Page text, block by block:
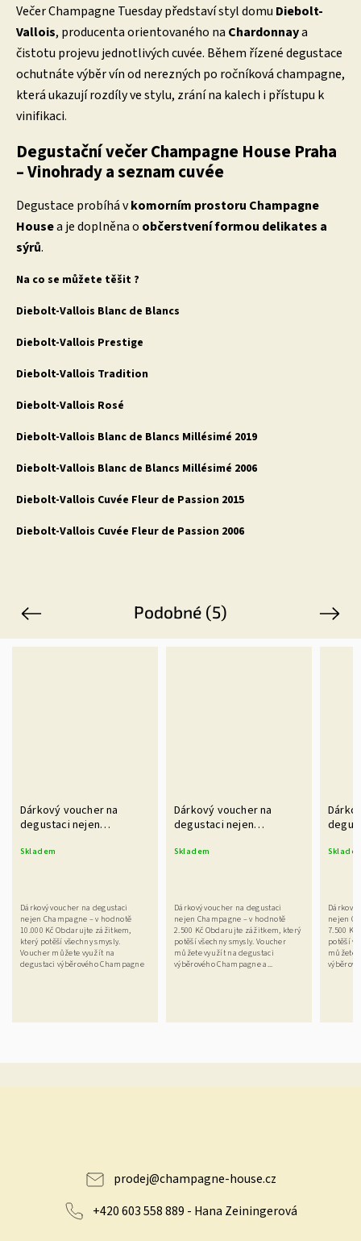
Večer Champagne Tuesday představí styl domu Diebolt-
Vallois, producenta orientovaného na Chardonnaya
čistotu projevu jednotlivých cuvée. Během řízené degustace
ochutnáte výběr vín od nerezných po ročníková champagne,
která ukazují rozdíly ve stylu, zrání na kalech i přístupu k
vinifikaci.
Degustační večer Champagne House Praha
– Vinohrady a seznam cuvée
Degustace probíhá vkomorním prostoru Champagne
Housea je doplněna o občerstvení formou delikates a
sýrů.
Na co se můžete těšit ?
Diebolt-Vallois Blanc de Blancs
Diebolt-Vallois Prestige
Diebolt-Vallois Tradition
Diebolt-Vallois Rosé
Diebolt-Vallois Blanc de Blancs Millésimé 2019
Diebolt-Vallois Blanc de Blancs Millésimé 2006
Diebolt-Vallois Cuvée Fleur de Passion 2015
Diebolt-Vallois Cuvée Fleur de Passion 2006
Podobné (5)
Previous
Dárkový voucher na
degustaci nejen
10.000 Kč
Skladem
Dárkový voucher na degustaci
nejen Champagne – v hodnotě
10.000 Kč Obdarujte zážitkem,
který potěší všechny smysly.
Voucher můžete využít na
degustaci výběrového Champagne
Dárkový voucher na
degustaci nejen
2.500 Kč
Skladem
Dárkový voucher na degustaci
nejen Champagne – v hodnotě
2.500 Kč Obdarujte zážitkem, který
potěší všechny smysly. Voucher
můžete využít na degustaci
výběrového Champagne a...
7.500
Dárkový
nejen
7.500
potěší
můžete
Next
prodej@champagne-house.cz
+420 603 558 889 - Hana Zeiningerová